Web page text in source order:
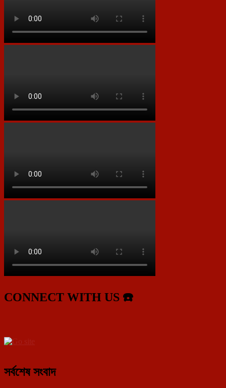
CONNECT WITH US ☎️
সর্বশেষ সংবাদ